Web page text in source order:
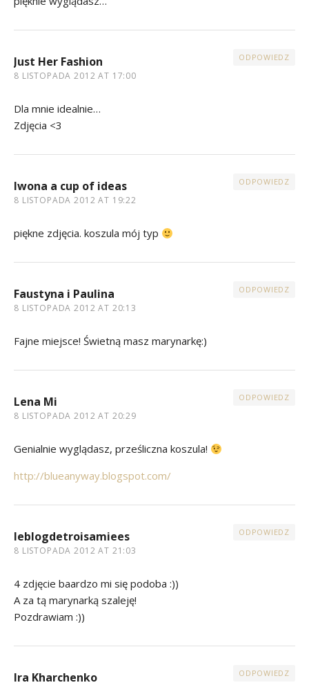
Just Her Fashion
8 LISTOPADA 2012 AT 17:00
ODPOWIEDZ
Dla mnie idealnie…
Zdjęcia <3
Iwona a cup of ideas
8 LISTOPADA 2012 AT 19:22
ODPOWIEDZ
piękne zdjęcia. koszula mój typ
Faustyna i Paulina
8 LISTOPADA 2012 AT 20:13
ODPOWIEDZ
Fajne miejsce! Świetną masz marynarkę:)
Lena Mi
8 LISTOPADA 2012 AT 20:29
ODPOWIEDZ
Genialnie wyglądasz, prześliczna koszula!
http://blueanyway.blogspot.com/
leblogdetroisamiees
8 LISTOPADA 2012 AT 21:03
ODPOWIEDZ
4 zdjęcie baardzo mi się podoba :))
A za tą marynarką szaleję!
Pozdrawiam :))
Ira Kharchenko ODPOWIEDZ